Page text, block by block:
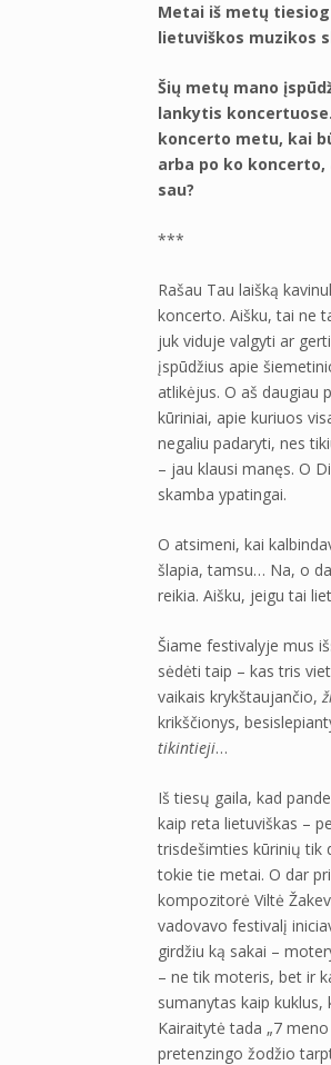
Metai iš metų
lietuviškos muzikos
Šių metų mano
lankytis
koncerto metu, kai
arba po ko
sau?
***
Rašau Tau laišką
koncerto. Aišku, tai ne
juk viduje valgyti ar
įspūdžius apie
atlikėjus. O aš daugiau
kūriniai, apie kuriuos
negaliu padaryti, nes
– jau klausi manęs. O
skamba ypatingai.
O atsimeni, kai
šlapia, tamsu… Na, o
reikia. Aišku, jeigu tai
Šiame festivalyje mus
sėdėti taip – kas tris
vaikais krykštaujančio,
krikščionys,
tikintieji…
Iš tiesų gaila, kad
kaip reta lietuviškas –
trisdešimties kūrinių tik
tokie tie metai. O dar
kompozitorė Viltė
vadovavo festivalį
girdžiu ką sakai –
– ne tik moteris, bet ir
sumanytas kaip
Kairaitytė tada „7
pretenzingo žodžio